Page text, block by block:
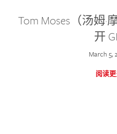
Tom Moses（汤姆
开
March 5,
阅读